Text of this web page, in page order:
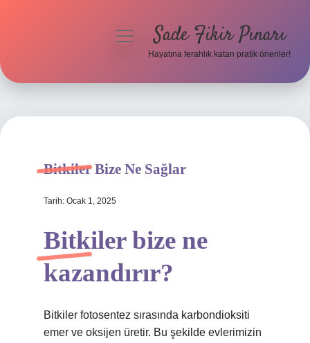
Hakkımızda
menüyüSade Fikir Pınarı
Hayatına ferahlık katan pratik öneriler!
Bitkiler Bize Ne Sağlar
Tarih: Ocak 1, 2025
Bitkiler bize ne
kazandırır?
Bitkiler fotosentez sırasında karbondioksiti
emer ve oksijen üretir. Bu şekilde evlerimizin